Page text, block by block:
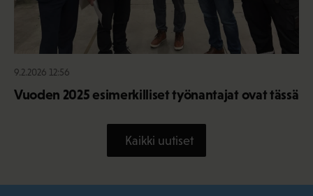
9.2.2026 12:56
Vuoden 2025 esimerkilliset työnantajat ovat tässä
Kaikki uutiset